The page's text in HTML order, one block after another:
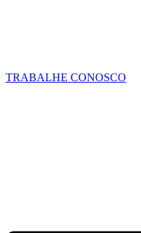
TRABALHE CONOSCO